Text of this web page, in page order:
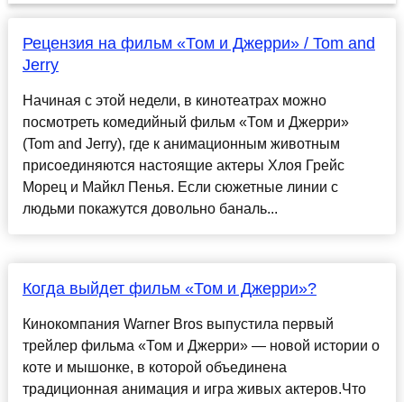
Рецензия на фильм «Том и Джерри» / Tom and
Jerry
Начиная с этой недели, в кинотеатрах можно
посмотреть комедийный фильм «Том и Джерри»
(Tom and Jerry), где к анимационным животным
присоединяются настоящие актеры Хлоя Грейс
Морец и Майкл Пенья. Если сюжетные линии с
людьми покажутся довольно баналь...
Когда выйдет фильм «Том и Джерри»?
Кинокомпания Warner Bros выпустила первый
трейлер фильма «Том и Джерри» — новой истории о
коте и мышонке, в которой объединена
традиционная анимация и игра живых актеров.Что